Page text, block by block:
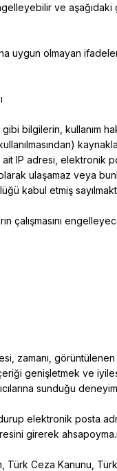
ve
uygun olmayan
bilgilerin, kullanım
IP adresi, elektronik
ulaşamaz veya
kabul etmiş
zamanı,
genişletmek ve
sunduğu
elektronik posta
girerek
Türk Ceza Kanunu,